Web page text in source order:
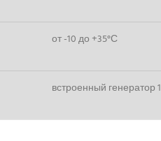
от -10 до +35°С
встроенный генератор